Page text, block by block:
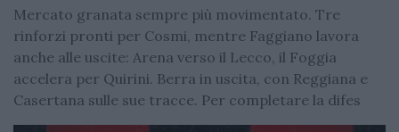
Mercato granata sempre più movimentato. Tre
rinforzi pronti per Cosmi, mentre Faggiano lavora
anche alle uscite: Arena verso il Lecco, il Foggia
accelera per Quirini. Berra in uscita, con Reggiana e
Casertana sulle sue tracce. Per completare la difes